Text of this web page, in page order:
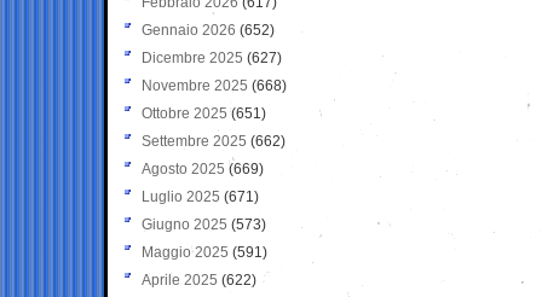
Gennaio 2026 (652)
Dicembre 2025 (627)
Novembre 2025 (668)
Ottobre 2025 (651)
Settembre 2025 (662)
Agosto 2025 (669)
Luglio 2025 (671)
Giugno 2025 (573)
Maggio 2025 (591)
Aprile 2025 (622)